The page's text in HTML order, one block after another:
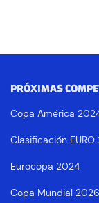
PRÓXIMAS
Copa América
Clasificación
Eurocopa 2024
Copa Mundial 2026